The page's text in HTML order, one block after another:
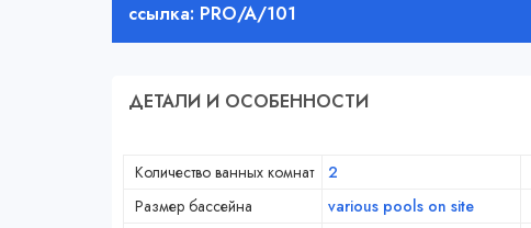
ссылка: PRO/A/101
ДЕТАЛИ И ОСОБЕННОСТИ
Количество ванных комнат 2
Размер бассейна
various pools on site